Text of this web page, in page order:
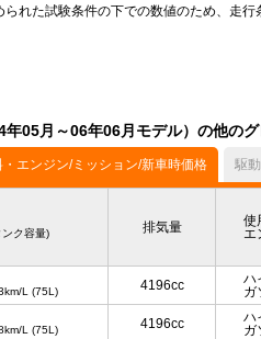
れた試験条件の下での数値のため、走行
年05月～06年06月モデル）の他の
エンジン/ミッション/新車時価格 駆
ンク容量) 排気量
使
エ
L (75L) 4196cc
ハ
ガ
L (75L) 4196cc
ハ
ガ